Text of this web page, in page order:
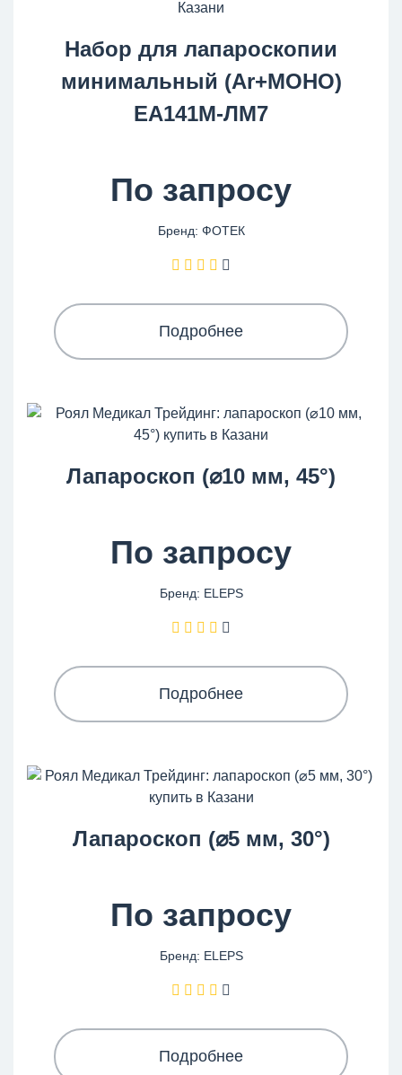
Набор для лапароскопии
минимальный (Ar+МОНО)
ЕА141М-ЛМ7
По запросу
Бренд: ФОТЕК
Подробнее
Лапароскоп (⌀10 мм, 45°)
По запросу
Бренд: ELEPS
Подробнее
Лапароскоп (⌀5 мм, 30°)
По запросу
Бренд: ELEPS
Подробнее